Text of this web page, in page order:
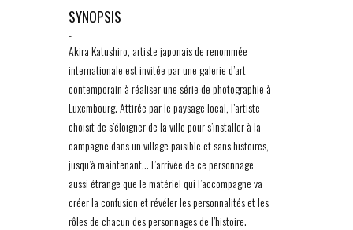
SYNOPSIS
-
Akira Katushiro, artiste japonais de renommée
internationale est invitée par une galerie d’art
contemporain à réaliser une série de photographie à
Luxembourg. Attirée par le paysage local, l’artiste
choisit de s’éloigner de la ville pour s’installer à la
campagne dans un village paisible et sans histoires,
jusqu’à maintenant… L’arrivée de ce personnage
aussi étrange que le matériel qui l’accompagne va
créer la confusion et révéler les personnalités et les
rôles de chacun des personnages de l’histoire.